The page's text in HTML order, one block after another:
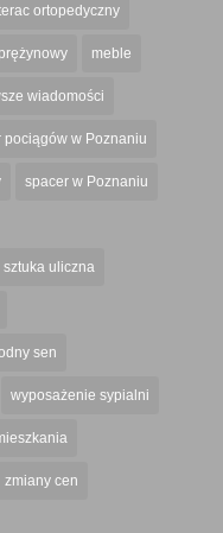
ortopedyczny
meble
wiadomości
pociągów w Poznaniu
spacer w Poznaniu
sztuka uliczna
sen
wyposażenie sypialni
zmiany cen